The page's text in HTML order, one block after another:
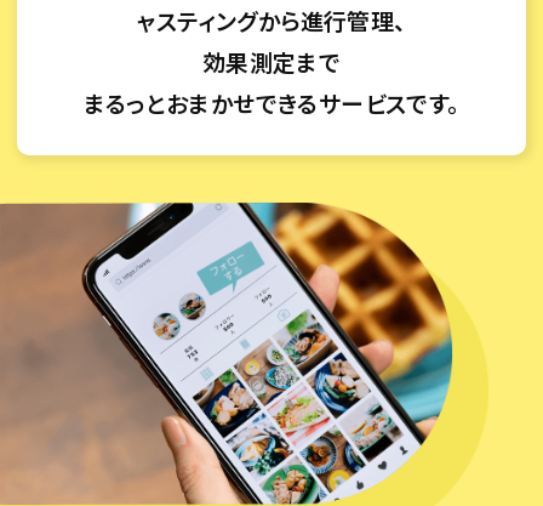
ャスティングから進行管理、
効果測定まで
まるっとおまかせできるサービスです。